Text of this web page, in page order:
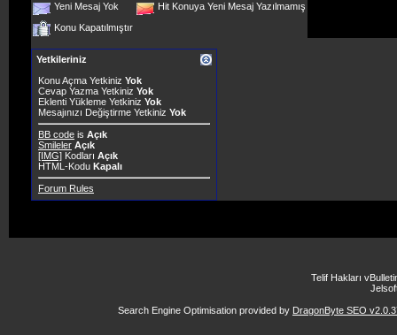
Yeni Mesaj Yok
Hit Konuya Yeni Mesaj Yazılmamış
Konu Kapatılmıştır
Yetkileriniz
Konu Açma Yetkiniz Yok
Cevap Yazma Yetkiniz Yok
Eklenti Yükleme Yetkiniz Yok
Mesajınızı Değiştirme Yetkiniz Yok
BB code is Açık
Smileler Açık
[IMG] Kodları Açık
HTML-Kodu Kapalı
Forum Rules
Telif Hakları
Search Engine Optimisation provided by DragonByte SEO